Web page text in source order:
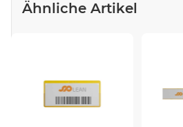
Ähnliche Artikel